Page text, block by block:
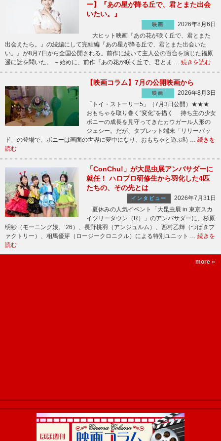
ー】『あの星が降る丘で、君とまた出会
いたい。』
映画
2026年8月6日
大ヒット映画『あの花が咲く丘で、君とまた
出会えたら。』の続編にして完結編『あの星が降る丘で、君とまた出会いた
い。』が8月7日から全国公開される。前作に続いて主人公の百合を演じた福原
遥に話を聞いた。 －始めに、前作『あの花が咲く丘で、君とま … 続きを読む
【映画コラム】7月の公開映画から
映画
2026年8月3日
「トイ・ストーリー5」（7月3日公開）★★★
おもちゃを取り巻く“変化”を描く 持ち主の少女
ボニーの成長を見守ってきたカウガール人形の
ジェシー。だが、タブレット端末「リリーパッ
ド」の登場で、ボニーは画面の世界に夢中になり、おもちゃと遊ぶ時 … 続きを
読む
「ConChu!」が大昆虫展アンバサダーに
就任！ ハロプロ研修生から羽化した4匹
たちの、その先とは
インタビュー
2026年7月31日
夏休みの人気イベント「大昆虫展 in 東京スカ
イツリータウン（R）」のアンバサダーに、杉原
明紗（モーニング娘。’26）、長野桃羽（アンジュルム）、西村乙輝（つばきフ
ァクトリー）、相馬優芽（ロージークロニクル）による特別ユニット … 続きを
読む
more »